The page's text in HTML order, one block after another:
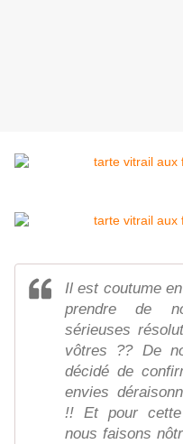
Il est coutume
prendre de
sérieuses
vôtres ?? De
décidé de
envies
!! Et pour cette
nous faisons